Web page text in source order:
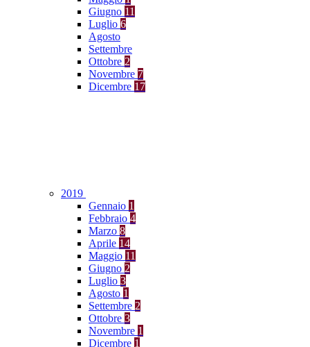
Giugno 11
Luglio 6
Agosto
Settembre
Ottobre 2
Novembre 7
Dicembre 17
2019
Gennaio 1
Febbraio 4
Marzo 8
Aprile 14
Maggio 11
Giugno 2
Luglio 3
Agosto 1
Settembre 2
Ottobre 3
Novembre 1
Dicembre 1